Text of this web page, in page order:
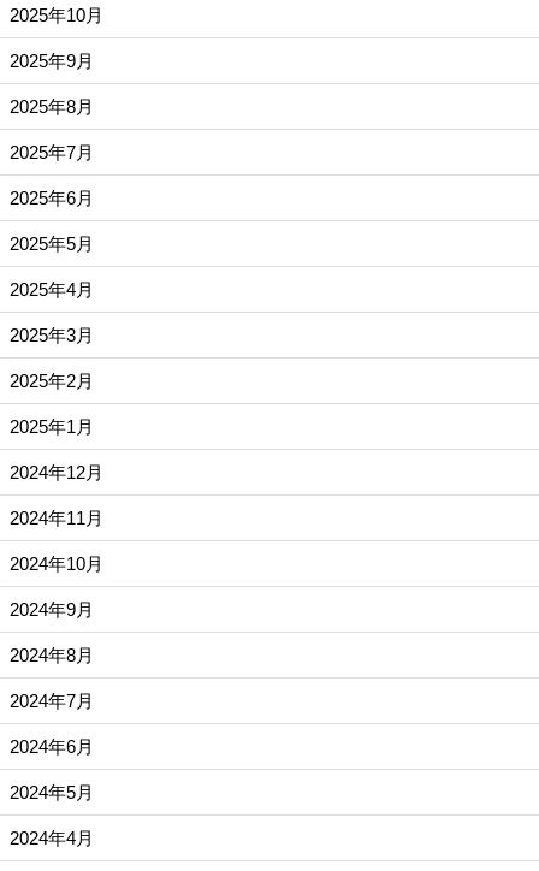
2025年10月
2025年9月
2025年8月
2025年7月
2025年6月
2025年5月
2025年4月
2025年3月
2025年2月
2025年1月
2024年12月
2024年11月
2024年10月
2024年9月
2024年8月
2024年7月
2024年6月
2024年5月
2024年4月